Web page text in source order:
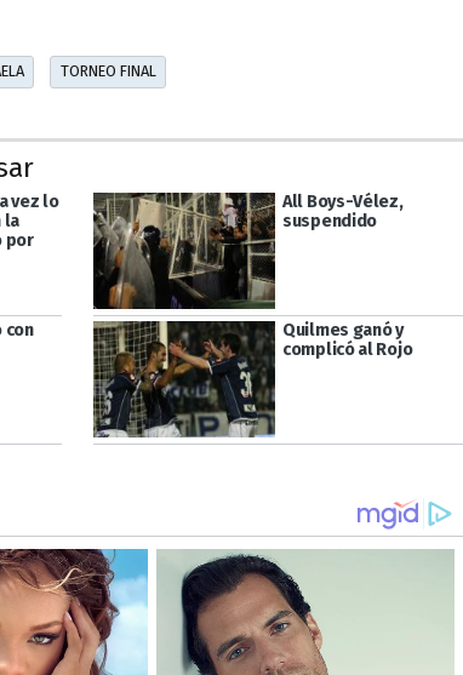
TORNEO FINAL
vez lo
la
por
All Boys-Vélez,
suspendido
con
Quilmes ganó y
complicó al Rojo